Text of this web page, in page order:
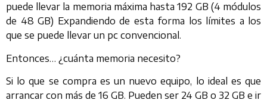
puede llevar la memoria máxima hasta 192 GB (4 módulos
de 48 GB) Expandiendo de esta forma los límites a los
que se puede llevar un pc convencional.
Entonces… ¿cuánta memoria necesito?
Si lo que se compra es un nuevo equipo, lo ideal es que
arrancar con más de 16 GB. Pueden ser 24 GB o 32 GB e ir